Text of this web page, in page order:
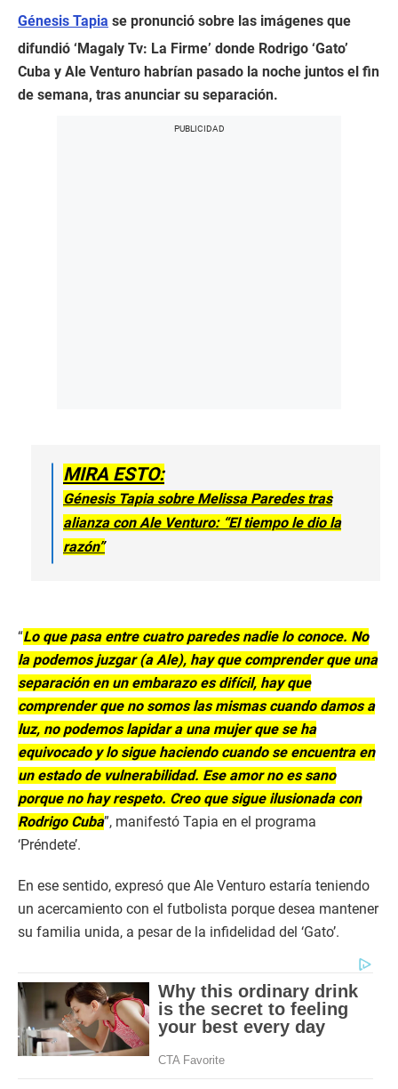
Génesis Tapia se pronunció sobre las imágenes que
difundió ‘Magaly Tv: La Firme’ donde Rodrigo ‘Gato’
Cuba y Ale Venturo habrían pasado la noche juntos el fin
de semana, tras anunciar su separación.
MIRA ESTO:
Génesis Tapia sobre Melissa Paredes tras
alianza con Ale Venturo: “El tiempo le dio la
razón”
“Lo que pasa entre cuatro paredes nadie lo conoce. No
la podemos juzgar (a Ale), hay que comprender que una
separación en un embarazo es difícil, hay que
comprender que no somos las mismas cuando damos a
luz, no podemos lapidar a una mujer que se ha
equivocado y lo sigue haciendo cuando se encuentra en
un estado de vulnerabilidad. Ese amor no es sano
porque no hay respeto. Creo que sigue ilusionada con
Rodrigo Cuba”, manifestó Tapia en el programa
‘Préndete’.
En ese sentido, expresó que Ale Venturo estaría teniendo
un acercamiento con el futbolista porque desea mantener
su familia unida, a pesar de la infidelidad del ‘Gato’.